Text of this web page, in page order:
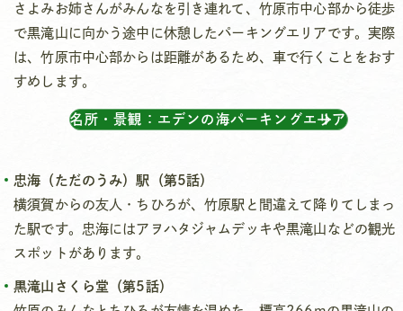
さよみお姉さんがみんなを引き連れて、竹原市中心部から徒歩
で黒滝山に向かう途中に休憩したパーキングエリアです。実際
は、竹原市中心部からは距離があるため、車で行くことをおす
すめします。
名所・景観：エデンの海パーキングエリア
忠海（ただのうみ）駅（第5話）
横須賀からの友人・ちひろが、竹原駅と間違えて降りてしまっ
た駅です。忠海にはアヲハタジャムデッキや黒滝山などの観光
スポットがあります。
黒滝山さくら堂（第5話）